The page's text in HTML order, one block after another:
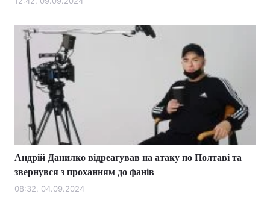
Андрій Данилко відреагував на атаку по Полтаві та
звернувся з проханням до фанів
08:32, 04.09.2024